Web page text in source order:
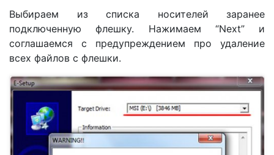
Выбираем из списка носителей заранее
подключенную флешку. Нажимаем “Next” и
соглашаемся с предупреждением про удаление
всех файлов с флешки.